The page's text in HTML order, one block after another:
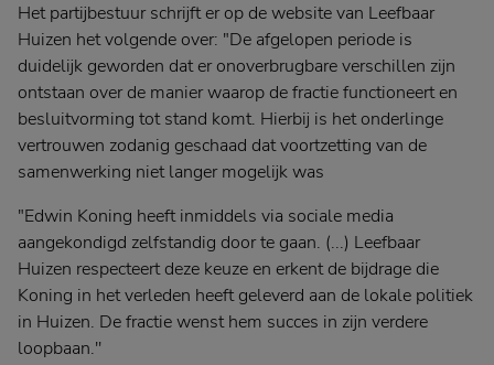
Het partijbestuur schrijft er op de website van Leefbaar
Huizen het volgende over: "De afgelopen periode is
duidelijk geworden dat er onoverbrugbare verschillen zijn
ontstaan over de manier waarop de fractie functioneert en
besluitvorming tot stand komt. Hierbij is het onderlinge
vertrouwen zodanig geschaad dat voortzetting van de
samenwerking niet langer mogelijk was
"Edwin Koning heeft inmiddels via sociale media
aangekondigd zelfstandig door te gaan. (...) Leefbaar
Huizen respecteert deze keuze en erkent de bijdrage die
Koning in het verleden heeft geleverd aan de lokale politiek
in Huizen. De fractie wenst hem succes in zijn verdere
loopbaan.''